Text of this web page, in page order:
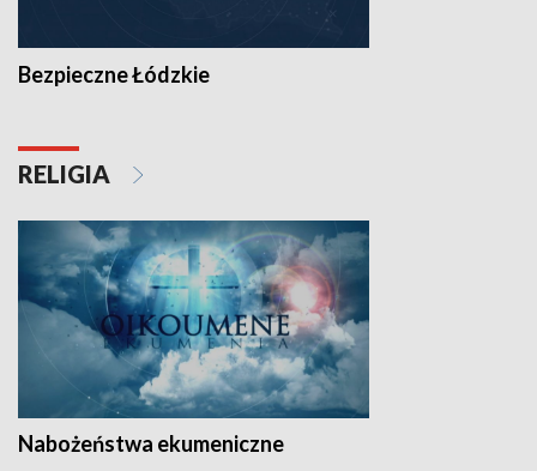
Bezpieczne Łódzkie
RELIGIA
Nabożeństwa ekumeniczne